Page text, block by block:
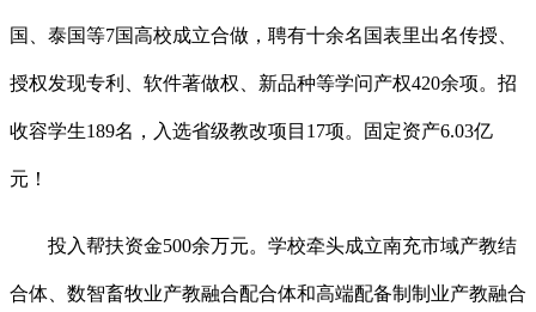
国、泰国等7国高校成立合做，聘有十余名国表里出名传授、
授权发现专利、软件著做权、新品种等学问产权420余项。招
收容学生189名，入选省级教改项目17项。固定资产6.03亿
元！
投入帮扶资金500余万元。学校牵头成立南充市域产教结
合体、数智畜牧业产教融合配合体和高端配备制制业产教融合